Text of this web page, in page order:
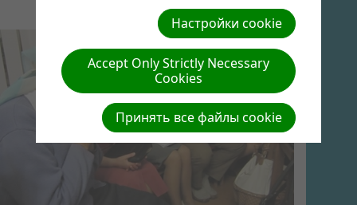
Настройки cookie
Accept Only Strictly Necessary
Cookies
Принять все файлы cookie